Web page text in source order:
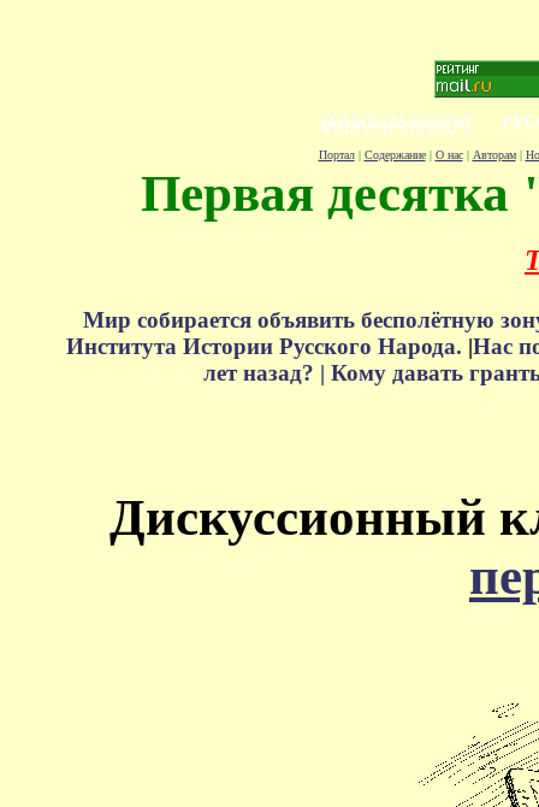
Портал| Содержание| О нас| Авторам|
Первая десятка
Мир собирается объявить бесполётную
Института Истории Русского Народа. |Нас
лет назад? | Кому давать
Дискуссионный